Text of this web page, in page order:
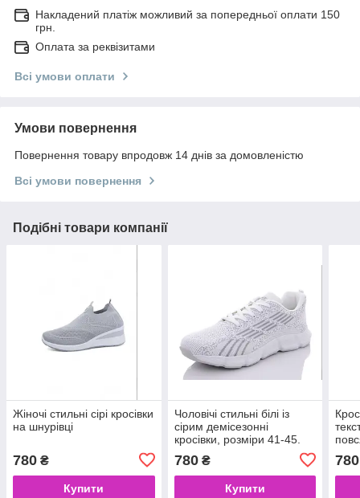
Накладений платіж можливий за попередньої оплати 150
грн.
Оплата за реквізитами
Всі умови оплати
Умови повернення
Повернення товару впродовж 14 днів за домовленістю
Всі умови повернення
Подібні товари компанії
Жіночі стильні сірі кросівки
на шнурівці
780 ₴
Купити
Чоловічі стильні білі із
сірим демісезонні
кросівки, розміри 41-45.
780₴
Купити
780